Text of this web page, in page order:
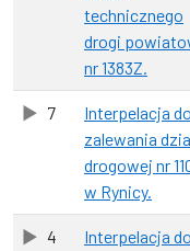
technicznego
drogi
nr 1383Z.
7
Interpelacja
zalewania
drogowej nr
w Rynicy.
4
Interpelacja